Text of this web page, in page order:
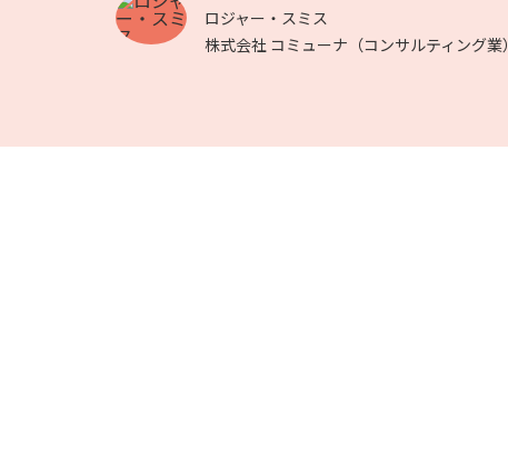
ロジャー・スミス
株式会社 コミューナ（コンサルティング業）